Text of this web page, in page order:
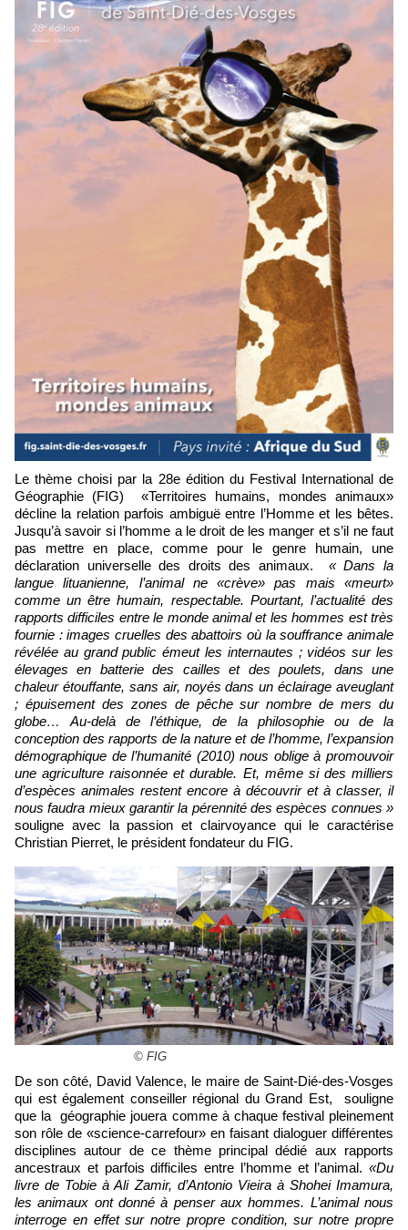
Le thème choisi par la 28e édition du Festival International de
Géographie (FIG) «Territoires humains, mondes animaux»
décline la relation parfois ambiguë entre l’Homme et les bêtes.
Jusqu’à savoir si l’homme a le droit de les manger et s’il ne faut
pas mettre en place, comme pour le genre humain, une
déclaration universelle des droits des animaux. « Dans la
langue lituanienne, l’animal ne «crève» pas mais «meurt»
comme un être humain, respectable. Pourtant, l’actualité des
rapports difficiles entre le monde animal et les hommes est très
fournie : images cruelles des abattoirs où la souffrance animale
révélée au grand public émeut les internautes ; vidéos sur les
élevages en batterie des cailles et des poulets, dans une
chaleur étouffante, sans air, noyés dans un éclairage aveuglant
; épuisement des zones de pêche sur nombre de mers du
globe… Au-delà de l’éthique, de la philosophie ou de la
conception des rapports de la nature et de l’homme, l’expansion
démographique de l’humanité (2010) nous oblige à promouvoir
une agriculture raisonnée et durable. Et, même si des milliers
d’espèces animales restent encore à découvrir et à classer, il
nous faudra mieux garantir la pérennité des espèces connues »
souligne avec la passion et clairvoyance qui le caractérise
Christian Pierret, le président fondateur du FIG.
© FIG
De son côté, David Valence, le maire de Saint-Dié-des-Vosges
qui est également conseiller régional du Grand Est, souligne
que la géographie jouera comme à chaque festival pleinement
son rôle de «science-carrefour» en faisant dialoguer différentes
disciplines autour de ce thème principal dédié aux rapports
ancestraux et parfois difficiles entre l’homme et l’animal. «Du
livre de Tobie à Ali Zamir, d’Antonio Vieira à Shohei Imamura,
les animaux ont donné à penser aux hommes. L’animal nous
interroge en effet sur notre propre condition, sur notre propre